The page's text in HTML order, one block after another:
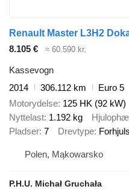
Renault Master L3H2
8.105 €
≈ 60.590 kr.
Kassevogn
2014
306.112 km
Euro 5
Motorydelse 125 HK (92 kW)
Nyttelast 1.192 kg
Pladser 7 Drevtype
Polen, Mąkowarsko
P.H.U. Michał Gruchała